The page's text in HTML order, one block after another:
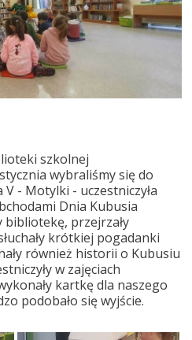
szkolnej
wybraliśmy się do
- Motylki - uczestniczyła
Dnia Kubusia
bibliotekę, przejrzały
krótkiej pogadanki
również historii o Kubusiu
w zajęciach
kartkę dla naszego
podobało się wyjście.